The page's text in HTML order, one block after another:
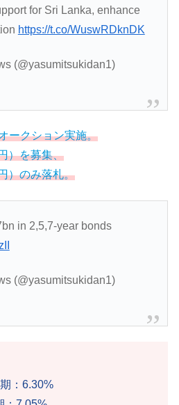
for Sri Lanka, enhance
https://t.co/WuswRDknDK
(@yasumitsukidan1)
ークション実施。
）を募集、
）のみ落札。
in 2,5,7-year bonds
(@yasumitsukidan1)
：6.30%